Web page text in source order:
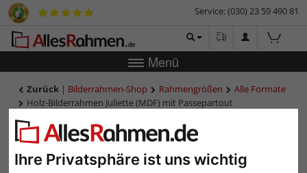
Ihre Privatsphäre ist uns wichtig
Service: (030) 23 59 490 81
Menü
Zurück | Bilderrahmen-Shop Rahmengrößen
Alle Formate
Holz-Bilderrahmen Juliette (MDF) mit Passepartout
Holz-Bilderrahmen Juliette
(MDF) mit Passepartout